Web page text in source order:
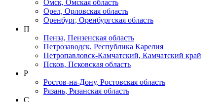
Омск, Омская область
Орел, Орловская область
Оренбург, Оренбургская область
П
Пенза, Пензенская область
Петрозаводск, Республика Карелия
Петропавловск-Камчатский, Камчатский край
Псков, Псковская область
Р
Ростов-на-Дону, Ростовская область
Рязань, Рязанская область
С